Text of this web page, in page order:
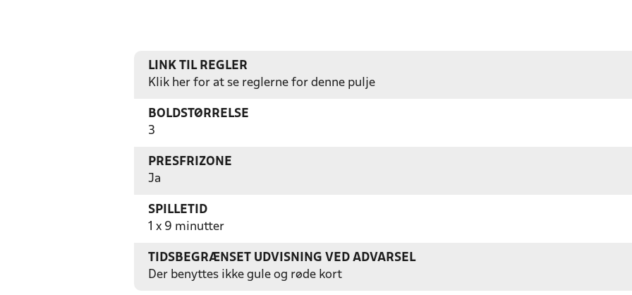
LINK TIL REGLER
Klik her for at se reglerne for denne pulje
BOLDSTØRRELSE
3
PRESFRIZONE
Ja
SPILLETID
1 x 9 minutter
TIDSBEGRÆNSET UDVISNING VED ADVARSEL
Der benyttes ikke gule og røde kort